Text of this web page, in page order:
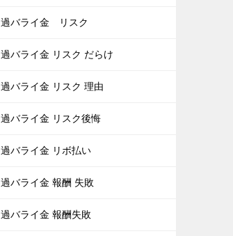
過バライ金 リスク
過バライ金 リスク だらけ
過バライ金 リスク 理由
過バライ金 リスク後悔
過バライ金 リボ払い
過バライ金 報酬 失敗
過バライ金 報酬失敗